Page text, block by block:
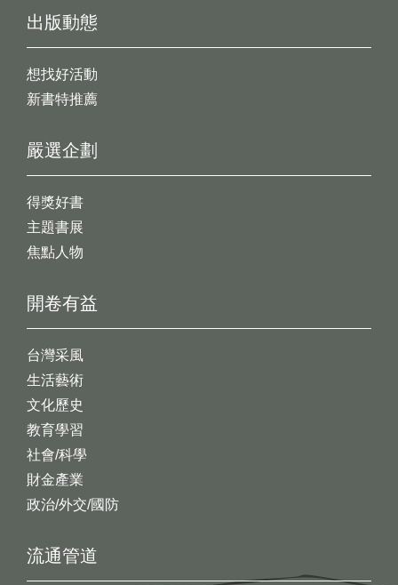
出版動態
想找好活動
新書特推薦
開卷有益
台灣采風
生活藝術
文化歷史
教育學習
社會/科學
財金產業
政治/外交/國防
嚴選企劃
得獎好書
主題書展
焦點人物
流通管道